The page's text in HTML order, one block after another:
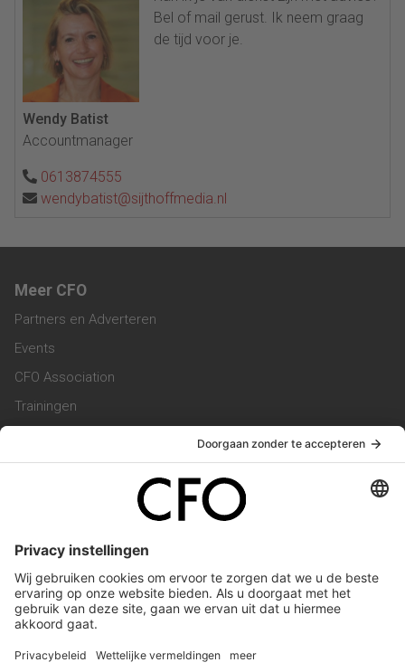
Bel of mail gerust. Ik neem graag
de tijd voor je.
Wendy Batist
Accountmanager
0613874555
wendybatist@sijthoffmedia.nl
Meer CFO
Partners en Adverteren
Events
CFO Association
Trainingen
Vacatures
Service & Contact
Werken bij ons
Privacy Statement
Algemene Voorwaarden